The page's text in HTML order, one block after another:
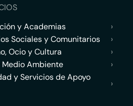
y Academias
›
Sociales y Comunitarios
›
Ocio y Cultura
›
Medio Ambiente
›
y Servicios de Apoyo
›